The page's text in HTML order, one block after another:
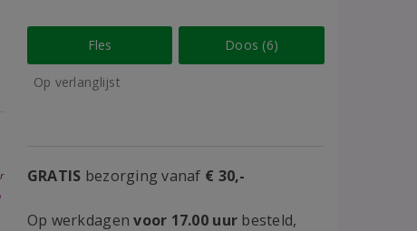
Fles Doos (6)
Op verlanglijst
GRATIS bezorging vanaf € 30,-
Op werkdagenvoor 17.00 uur besteld,